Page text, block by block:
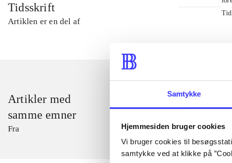
Samtykke
Hjemmesiden bruger cookies
Vi bruger cookies til
samtykke ved at klikke på
Tidsskrift
Artiklen er en del af
Artikler med
samme emner
Fra